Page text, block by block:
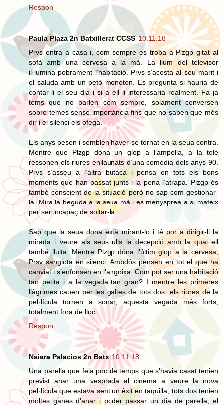
Respon
Paula Plaza 2n Batxillerat CCSS 10.11.18
Prvs entra a casa i, com sempre es troba a Plzgp gitat al
sofà amb una cervesa a la mà. La llum del televisor
il·lumina pobrament l’habitació. Prvs s’acosta al seu marit i
el saluda amb un petó monòton. Es pregunta si hauria de
contar-li el seu dia i si a ell li interessaria realment. Fa ja
tems que no parlen com sempre, solament conversen
sobre temes sense importància fins que no saben que més
dir i el silenci els ofega.
Els anys pesen i semblen haver-se tornat en la seua contra.
Mentre que Plzgp dóna un glop a l’ampolla, a la tele
ressonen els riures enllaunats d’una comèdia dels anys 90.
Prvs s’asseu a l’altra butaca i pensa en tots els bons
moments que han passat junts i la pena l’atrapa. Plzgp és
també conscient de la situació però no sap com gestionar-
la. Mira la beguda a la seua mà i es menysprea a si mateix
per ser incapaç de soltar-la.
Sap que la seua dona està mirant-lo i té por a dirigir-li la
mirada i veure als seus ulls la decepció amb la qual ell
també lluita. Mentre Plzgp dóna l’últim glop a la cervesa,
Prsv sanglota en silenci. Ambdós pensen en tot el que ha
canviat i s’enfonsen en l’angoixa. Com pot ser una habitació
tan petita i a la vegada tan gran? I mentre les primeres
llàgrimes cauen per les galtes de tots dos, els riures de la
pel·lícula tornen a sonar, aquesta vegada més forts,
totalment fora de lloc.
Respon
Naiara Palacios 2n Batx 10.11.18
Una parella que feia poc de temps que s'havia casat tenien
previst anar una vesprada al cinema a veure la nova
pel·lícula que estava sent un èxit en taquilla, tots dos tenien
moltes ganes d'anar i poder passar un dia de parella, el